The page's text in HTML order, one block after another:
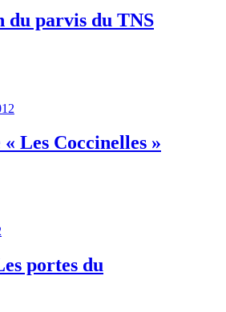
du parvis du TNS
Les Coccinelles »
portes du